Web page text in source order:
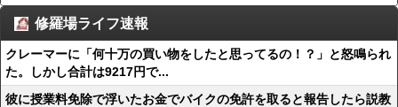
修羅場ライフ速報
クレーマーに「何十万の買い物をしたと思ってるの！？」と怒鳴られ
た。しかし合計は9217円で...
彼に授業料免除で浮いたお金でバイクの免許を取ると報告したら説教